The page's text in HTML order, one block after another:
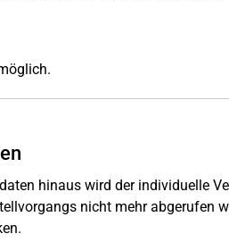
hinaus wird der individuelle
nicht mehr abgerufen